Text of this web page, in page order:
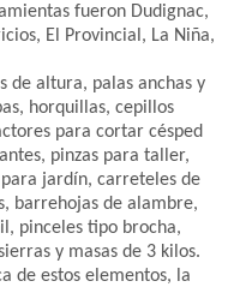
fueron Dudignac,
El Provincial, La Niña,
de altura, palas anchas y
horquillas, cepillos
para cortar césped
pinzas para taller,
jardín, carreteles de
barrehojas de alambre,
pinceles tipo brocha,
y masas de 3 kilos.
de estos elementos, la